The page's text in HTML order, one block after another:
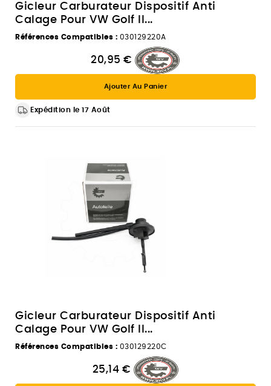
Gicleur Carburateur Dispositif Anti
Calage Pour VW Golf II...
Références Compatibles : 030129220A
20,95 €
Ajouter Au Panier
Expédition le 17 Août
Gicleur Carburateur Dispositif Anti
Calage Pour VW Golf II...
Références Compatibles : 030129220C
25,14 €